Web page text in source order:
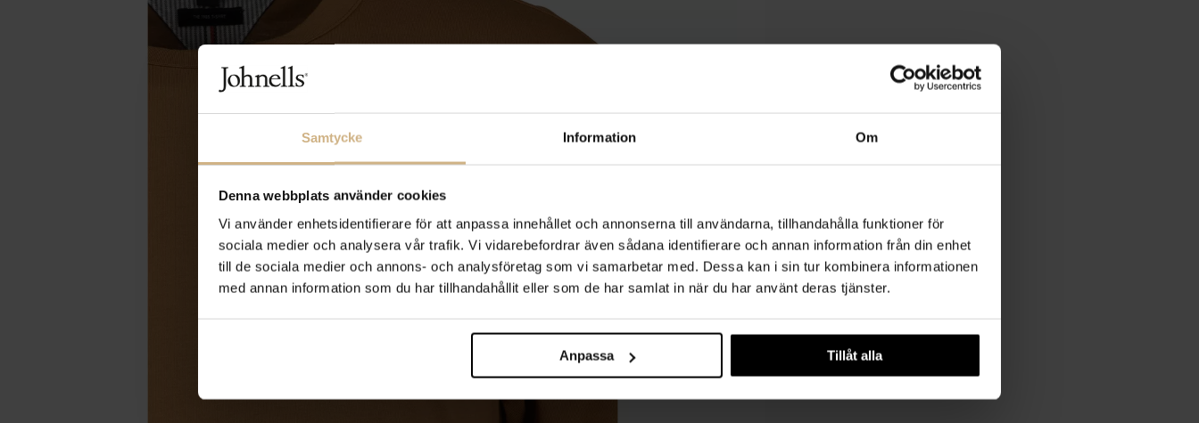
Samtycke Information Om
Denna webbplats använder cookies
Vi använder enhetsidentifierare för att anpassa innehållet och annonserna till användarna, tillhandahålla funktioner för
sociala medier och analysera vår trafik. Vi vidarebefordrar även sådana identifierare och annan information från din enhet
till de sociala medier och annons- och analysföretag som vi samarbetar med. Dessa kan i sin tur kombinera informationen
med annan information som du har tillhandahållit eller som de har samlat in när du har använt deras tjänster.
Anpassa Tillåt alla